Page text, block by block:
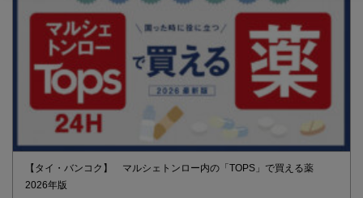
【タイ・バンコク】 マルシェトンロー内の「TOPS」で買える薬
2026年版